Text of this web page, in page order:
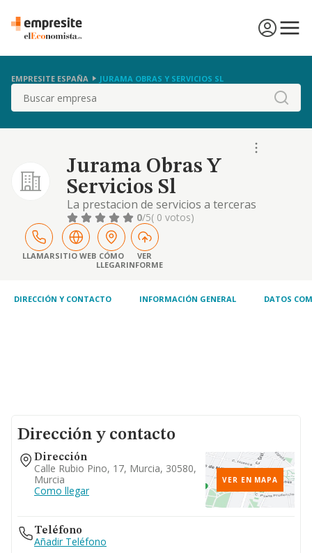
EMPRESITE ESPAÑA JURAMA OBRAS Y SERVICIOS SL
Buscar
Jurama Obras Y
Servicios Sl
La prestacion de servicios a terceras
personas de administracion, contabilidades;
proyectos, asesoramiento, prevencion de
riesgos; bien por si o a traves de los
profesionales acreditados para ello.
mantenimiento integral
0/5( 0 votos)
LLAMARSITIO WEB CÓMO
LLEGAR
VER
INFORME
DIRECCIÓN Y CONTACTO INFORMACIÓN GENERAL DATOS
Dirección y contacto
Dirección
Calle Rubio Pino, 17, Murcia, 30580,
Murcia
Como llegar
VER EN MAPA
Teléfono
Añadir Teléfono